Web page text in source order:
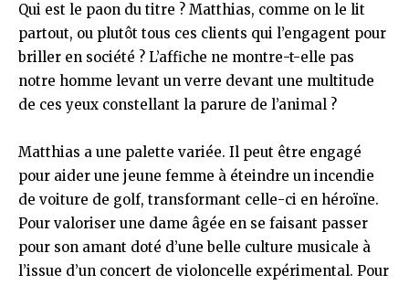
Qui est le paon du titre ? Matthias, comme on le lit
partout, ou plutôt tous ces clients qui l’engagent pour
briller en société ? L’affiche ne montre-t-elle pas
notre homme levant un verre devant une multitude
de ces yeux constellant la parure de l’animal ?
Matthias a une palette variée. Il peut être engagé
pour aider une jeune femme à éteindre un incendie
de voiture de golf, transformant celle-ci en héroïne.
Pour valoriser une dame âgée en se faisant passer
pour son amant doté d’une belle culture musicale à
l’issue d’un concert de violoncelle expérimental. Pour